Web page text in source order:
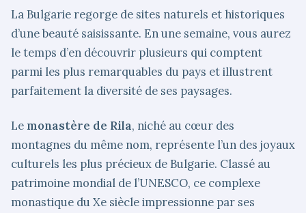
La Bulgarie regorge de sites naturels et historiques
d’une beauté saisissante. En une semaine, vous aurez
le temps d’en découvrir plusieurs qui comptent
parmi les plus remarquables du pays et illustrent
parfaitement la diversité de ses paysages.
Le monastère de Rila, niché au cœur des
montagnes du même nom, représente l’un des joyaux
culturels les plus précieux de Bulgarie. Classé au
patrimoine mondial de l’UNESCO, ce complexe
monastique du Xe siècle impressionne par ses